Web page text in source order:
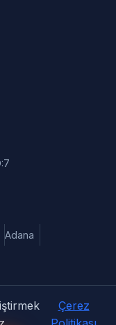
Adana
Tasarım, E-Ticaret
Çerez